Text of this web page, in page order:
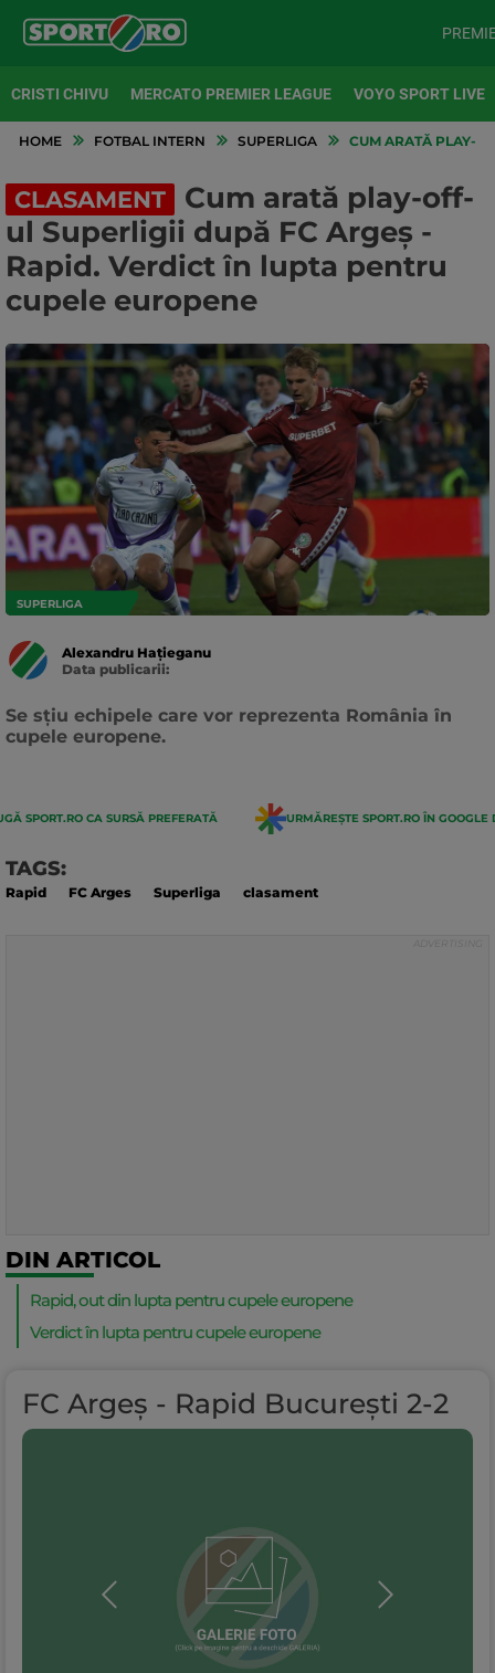
CRISTI CHIVU MERCATO PREMIER LEAGUE VOYO SPORT LIVE
HOME FOTBAL INTERN SUPERLIGA CUM ARATĂ PLAY-
CLASAMENT
Cum arată play-off-
ul Superligii după FC Argeș -
Rapid. Verdict în lupta pentru
cupele europene
SUPERLIGA
Alexandru Hațieganu
Data publicarii:
Se sțiu echipele care vor reprezenta România în
cupele europene.
SPORT.RO CA SURSĂ PREFERATĂ URMĂREȘTE SPORT.RO ÎN GOOGLE
TAGS:
Rapid FC Arges Superliga clasament
DIN ARTICOL
Rapid, out din lupta pentru cupele europene
Verdict în lupta pentru cupele europene
FC Argeș - Rapid București 2-2